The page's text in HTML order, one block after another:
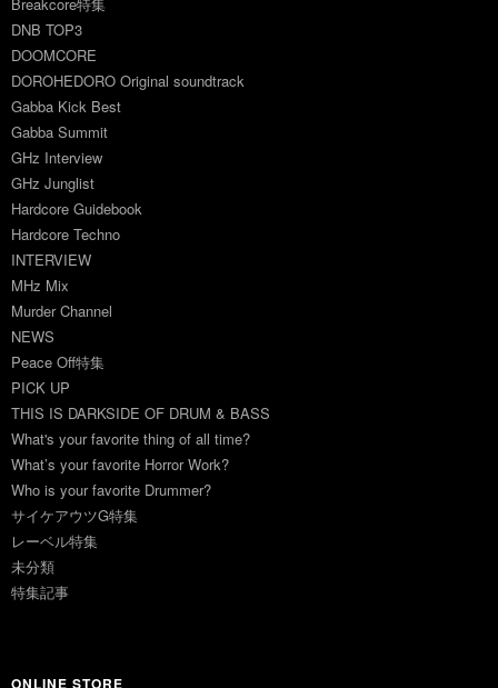
DNB TOP3
DOOMCORE
DOROHEDORO Original soundtrack
Gabba Kick Best
Gabba Summit
GHz Interview
GHz Junglist
Hardcore Guidebook
Hardcore Techno
INTERVIEW
MHz Mix
Murder Channel
NEWS
Peace Off特集
PICK UP
THIS IS DARKSIDE OF DRUM & BASS
What's your favorite thing of all time?
What’s your favorite Horror Work?
Who is your favorite Drummer?
サイケアウツG特集
レーベル特集
未分類
特集記事
ONLINE STORE